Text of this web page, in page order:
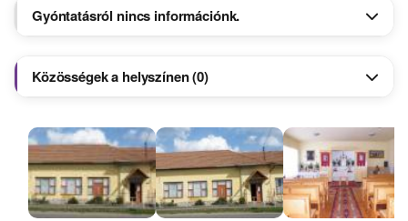
Gyóntatásról nincs információnk.
Közösségek a helyszínen (0)